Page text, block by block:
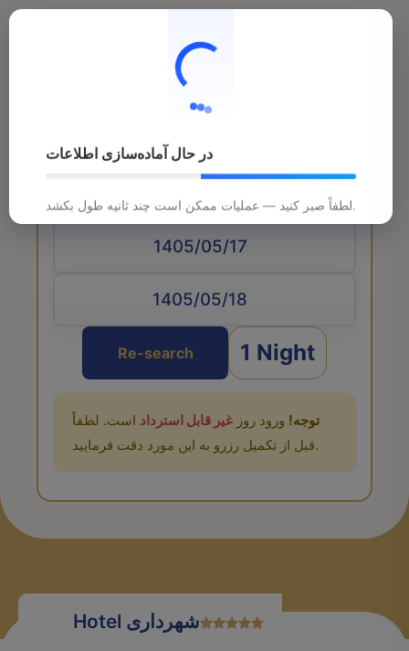
Arrival date
Re-search 1 Night
توجه! ورود روز غیر قابل استرداد است. لطفاً
قبل از تکمیل رزرو به این مورد دقت فرمایید.
در حال آماده‌سازی اطلاعات
لطفاً صبر کنید — عملیات ممکن است چند ثانیه طول بکشد.
Hotel شهرداری